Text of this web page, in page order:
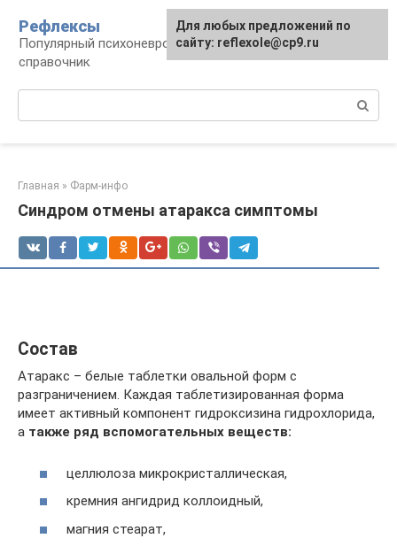
контенту
Рефлексы
Популярный психоневрологический
справочник
Главная » Фарм-инфо
Синдром отмены атаракса симптомы
Состав
Атаракс – белые таблетки овальной форм с
разграничением. Каждая таблетизированная форма
имеет активный компонент гидроксизина гидрохлорида,
а также ряд вспомогательных веществ:
целлюлоза микрокристаллическая,
кремния ангидрид коллоидный,
магния стеарат,
Для любых предложений по
сайту: reflexole@cp9.ru